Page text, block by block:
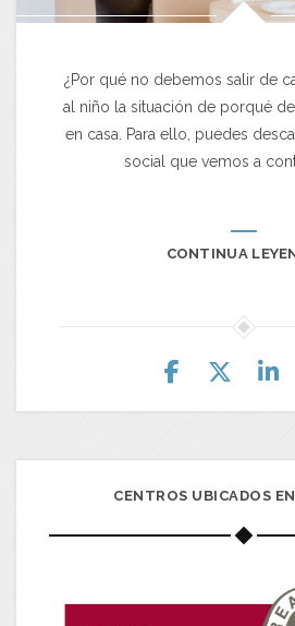
¿Por qué no debemos salir de
al niño la situación de porqué
en casa. Para ello, puedes
social que vemos a
CONTINUA
CENTROS UBICADOS